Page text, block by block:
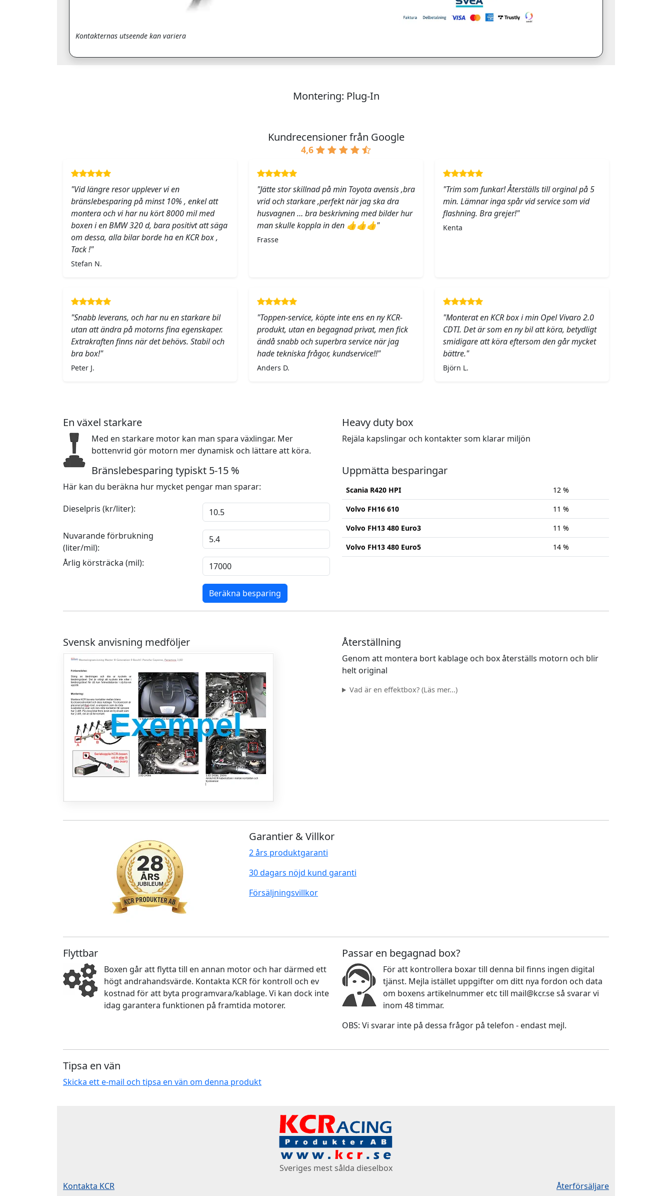
Kontakternas utseende kan variera
Montering: Plug-In
Kundrecensioner från Google
4,6
"Vid längre resor upplever vi en
bränslebesparing på minst 10% , enkel att
montera och vi har nu kört 8000 mil med
boxen i en BMW 320 d, bara positivt att säga
om dessa, alla bilar borde ha en KCR box ,
Tack !"
Stefan N.
"Jätte stor skillnad på min Toyota avensis ,bra
vrid och starkare ,perfekt när jag ska dra
husvagnen … bra beskrivning med bilder hur
man skulle koppla in den 👍👍👍"
Frasse
"Trim som funkar! Återställs till orginal på 5
min. Lämnar inga spår vid service som vid
flashning. Bra grejer!"
Kenta
"Snabb leverans, och har nu en starkare bil
utan att ändra på motorns fina egenskaper.
Extrakraften finns när det behövs. Stabil och
bra box!"
Peter J.
"Toppen-service, köpte inte ens en ny KCR-
produkt, utan en begagnad privat, men fick
ändå snabb och superbra service när jag
hade tekniska frågor, kundservice!!"
Anders D.
"Monterat en KCR box i min Opel Vivaro 2.0
CDTI. Det är som en ny bil att köra, betydligt
smidigare att köra eftersom den går mycket
bättre."
Björn L.
En växel starkare
Med en starkare motor kan man spara växlingar. Mer
bottenvrid gör motorn mer dynamisk och lättare att köra.
Bränslebesparing typiskt 5-15 %
Här kan du beräkna hur mycket pengar man sparar:
Dieselpris (kr/liter):
Nuvarande förbrukning
(liter/mil):
Årlig körsträcka (mil):
Beräkna besparing
Heavy duty box
Rejäla kapslingar och kontakter som klarar miljön
Uppmätta besparingar
Scania R420 HPI
12 %
Volvo FH16 610
11 %
Volvo FH13 480 Euro3
11 %
Volvo FH13 480 Euro5
14 %
Svensk anvisning medföljer Återställning
Genom att montera bort kablage och box återställs motorn och blir
helt original
Vad är en effektbox? (Läs mer...)
Garantier & Villkor
2 års produktgaranti
30 dagars nöjd kund garanti
Försäljningsvillkor
Flyttbar
Boxen går att flytta till en annan motor och har därmed ett
högt andrahandsvärde. Kontakta KCR för kontroll och ev
kostnad för att byta programvara/kablage. Vi kan dock inte
idag garantera funktionen på framtida motorer.
Passar en begagnad box?
För att kontrollera boxar till denna bil finns ingen digital
tjänst. Mejla istället uppgifter om ditt nya fordon och data
om boxens artikelnummer etc till mail@kcr.se så svarar vi
inom 48 timmar.
OBS: Vi svarar inte på dessa frågor på telefon - endast mejl.
Tipsa en vän
Skicka ett e-mail och tipsa en vän om denna produkt
Sveriges mest sålda dieselbox
Kontakta KCR
Återförsäljare